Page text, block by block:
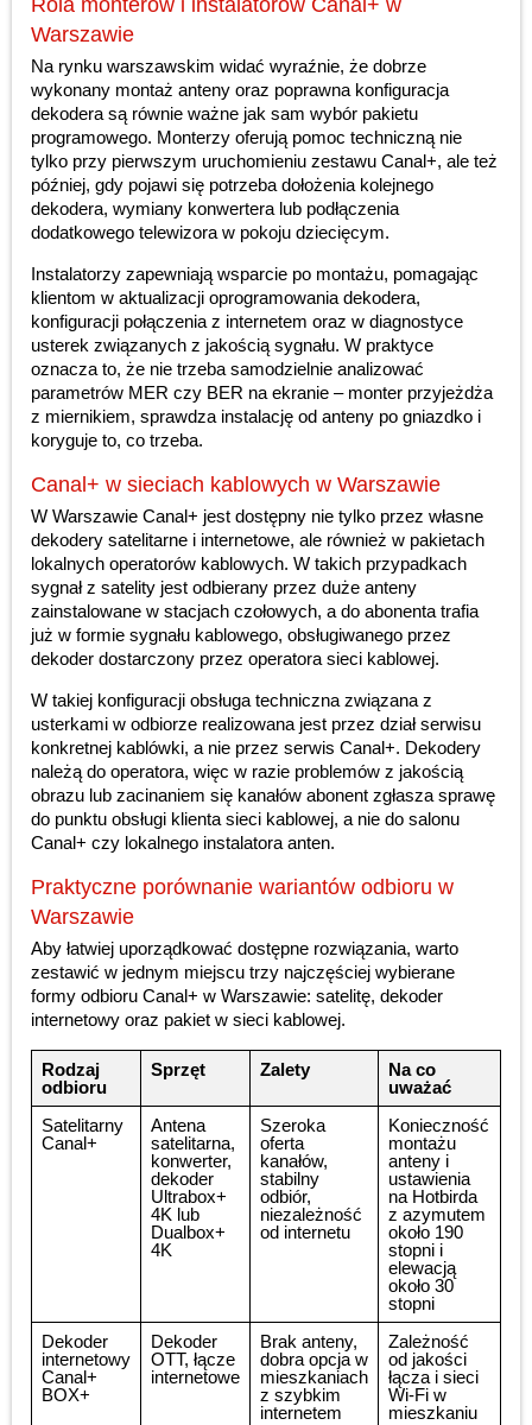
Rola monterów i instalatorów Canal+ w
Warszawie
Na rynku warszawskim widać wyraźnie, że dobrze
wykonany montaż anteny oraz poprawna konfiguracja
dekodera są równie ważne jak sam wybór pakietu
programowego. Monterzy oferują pomoc techniczną nie
tylko przy pierwszym uruchomieniu zestawu Canal+, ale też
później, gdy pojawi się potrzeba dołożenia kolejnego
dekodera, wymiany konwertera lub podłączenia
dodatkowego telewizora w pokoju dziecięcym.
Instalatorzy zapewniają wsparcie po montażu, pomagając
klientom w aktualizacji oprogramowania dekodera,
konfiguracji połączenia z internetem oraz w diagnostyce
usterek związanych z jakością sygnału. W praktyce
oznacza to, że nie trzeba samodzielnie analizować
parametrów MER czy BER na ekranie – monter przyjeżdża
z miernikiem, sprawdza instalację od anteny po gniazdko i
koryguje to, co trzeba.
Canal+ w sieciach kablowych w Warszawie
W Warszawie Canal+ jest dostępny nie tylko przez własne
dekodery satelitarne i internetowe, ale również w pakietach
lokalnych operatorów kablowych. W takich przypadkach
sygnał z satelity jest odbierany przez duże anteny
zainstalowane w stacjach czołowych, a do abonenta trafia
już w formie sygnału kablowego, obsługiwanego przez
dekoder dostarczony przez operatora sieci kablowej.
W takiej konfiguracji obsługa techniczna związana z
usterkami w odbiorze realizowana jest przez dział serwisu
konkretnej kablówki, a nie przez serwis Canal+. Dekodery
należą do operatora, więc w razie problemów z jakością
obrazu lub zacinaniem się kanałów abonent zgłasza sprawę
do punktu obsługi klienta sieci kablowej, a nie do salonu
Canal+ czy lokalnego instalatora anten.
Praktyczne porównanie wariantów odbioru w
Warszawie
Aby łatwiej uporządkować dostępne rozwiązania, warto
zestawić w jednym miejscu trzy najczęściej wybierane
formy odbioru Canal+ w Warszawie: satelitę, dekoder
internetowy oraz pakiet w sieci kablowej.
Rodzaj
odbioru
Sprzęt Zalety
Na co
uważać
Satelitarny
Canal+
Antena
satelitarna,
konwerter,
dekoder
Ultrabox+
4K lub
Dualbox+
4K
Szeroka
oferta
kanałów,
stabilny
odbiór,
niezależność
od internetu
Konieczność
montażu
anteny i
ustawienia
na Hotbirda
z azymutem
około 190
stopni i
elewacją
około 30
stopni
Dekoder
internetowy
Canal+
BOX+
Dekoder
OTT, łącze
internetowe
Brak anteny,
dobra opcja w
mieszkaniach
z szybkim
internetem
Zależność
od jakości
łącza i sieci
Wi-Fi w
mieszkaniu